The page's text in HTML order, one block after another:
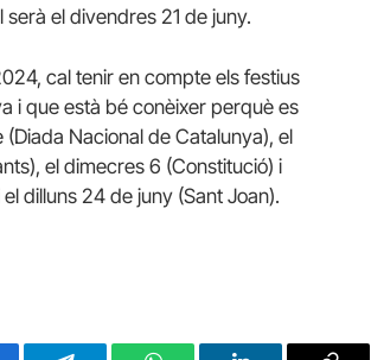
serà el divendres 21 de juny.
cal tenir en compte els festius
i que està bé conèixer perquè es
Nacional de Catalunya), el
el dimecres 6 (Constitució) i
dilluns 24 de juny (Sant Joan).